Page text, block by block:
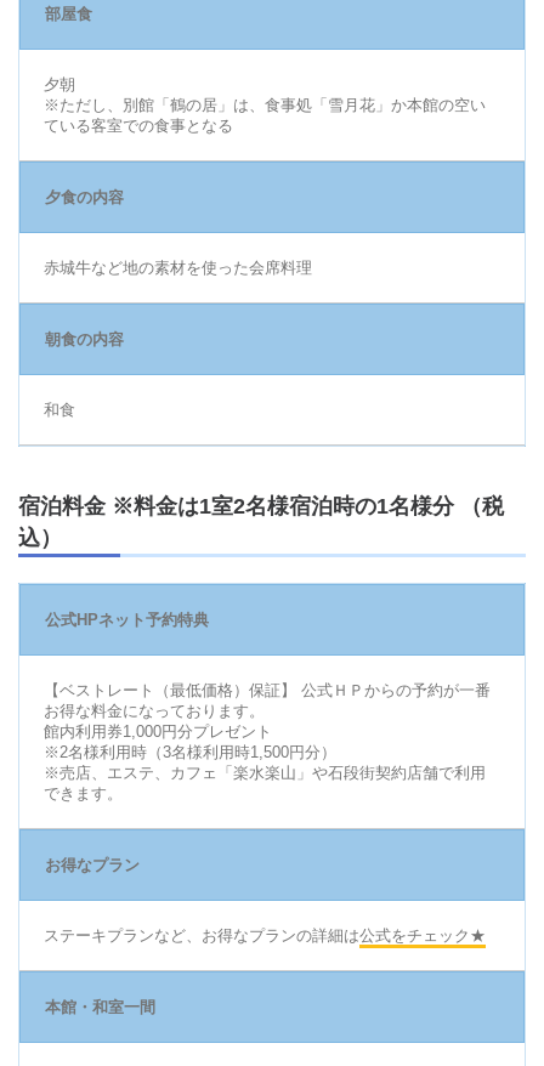
部屋食
夕朝
※ただし、別館「鶴の居」は、食事処「雪月花」か本館の空い
ている客室での食事となる
夕食の内容
赤城牛など地の素材を使った会席料理
朝食の内容
和食
宿泊料金 ※料金は1室2名様宿泊時の1名様分 （税
込）
公式HPネット予約特典
【ベストレート（最低価格）保証】 公式ＨＰからの予約が一番
お得な料金になっております。
館内利用券1,000円分プレゼント
※2名様利用時（3名様利用時1,500円分）
※売店、エステ、カフェ「楽水楽山」や石段街契約店舗で利用
できます。
お得なプラン
ステーキプランなど、お得なプランの詳細は公式をチェック★
本館・和室一間